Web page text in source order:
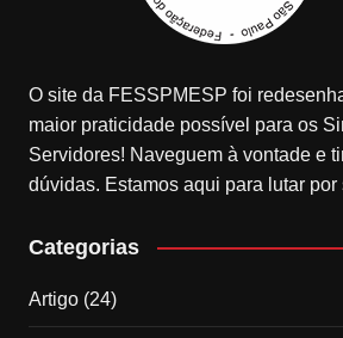
O site da FESSPMESP foi
maior praticidade possível para os
Servidores! Naveguem à vontade e
dúvidas. Estamos aqui para lutar por
Categorias
Artigo(24)